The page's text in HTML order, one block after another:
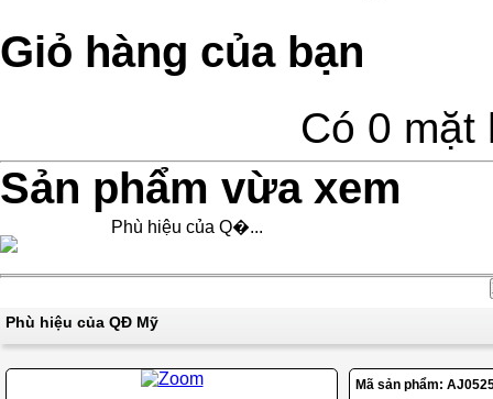
Giỏ hàng của bạn
Có 0 mặt
Sản phẩm vừa xem
Phù hiệu của Q�...
Phù hiệu của QĐ Mỹ
Mã sản phẩm: